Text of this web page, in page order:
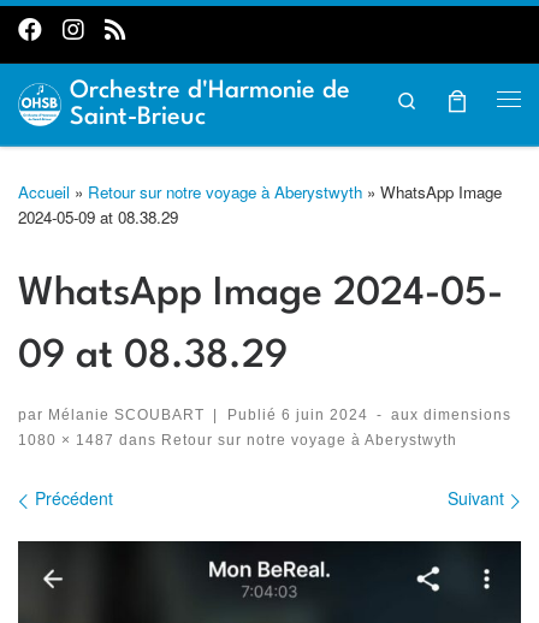
Passer au contenu
Orchestre d'Harmonie de
Saint-Brieuc
Search
Accueil » Retour sur notre voyage à Aberystwyth » WhatsApp Image
2024-05-09 at 08.38.29
WhatsApp Image 2024-05-
09 at 08.38.29
par Mélanie SCOUBART Publié 6 juin 2024 -
aux dimensions
1080 × 1487 dans Retour sur notre voyage à Aberystwyth
Navigation des images
Précédent Suivant